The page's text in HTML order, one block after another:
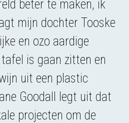
beter te maken, ik
mijn dochter Tooske
en ozo aardige
is gaan zitten en
uit een plastic
Goodall legt uit dat
projecten om de